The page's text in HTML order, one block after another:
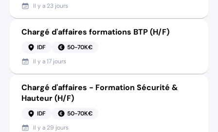
Il y a 23 jours
Chargé d'affaires formations BTP (H/F)
IDF
50-70K€
Il y a17 jours
Chargé d'affaires - Formation Sécurité &
Hauteur (H/F)
IDF
50-70K€
Il y a 29 jours